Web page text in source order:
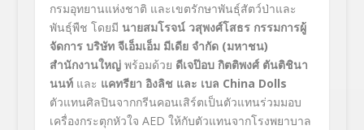
กรมอุทยานแห่งชาติ และเขตรักษาพันธุ์สัตว์ป่าและ
พันธุ์พืช โดยมี นายสมโรจน์ วสุพงศ์โสธร กรรมการผู้
จัดการ บริษัท จีเอ็มเอ็ม มีเดีย จำกัด (มหาชน)
สำนักงานใหญ่ พร้อมด้วย ดีเจป๊อบ กิตติพงศ์ ตันติชินา
นนท์และ แคทรียา อิงลิช และ เบล China Dolls
ตัวแทนศิลปินจากกรีนคอนเสิร์ตเป็นตัวแทนร่วมมอบ
เครื่องกระตุกหัวใจ AED ให้กับตัวแทนจากโรงพยาบาล